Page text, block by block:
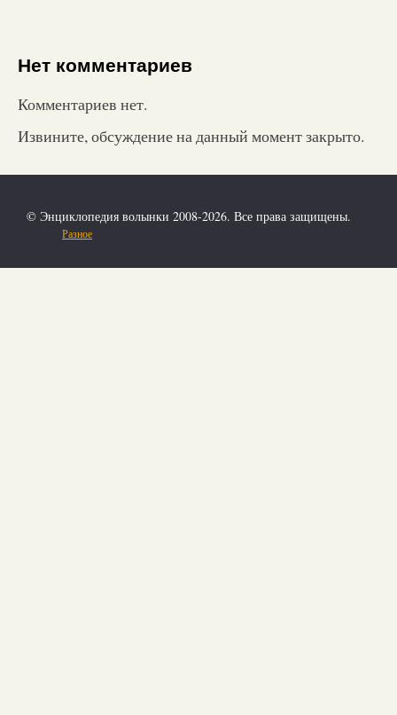
Нет комментариев
Комментариев нет.
Извините, обсуждение на данный момент закрыто.
© Энциклопедия волынки 2008-2026. Все права защищены.
Разное